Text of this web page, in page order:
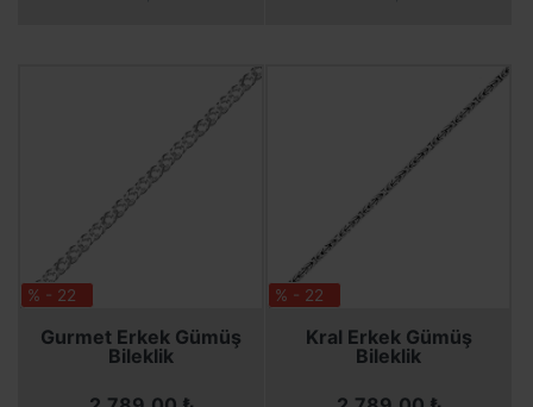
% - 22
Gurmet Erkek Gümüş
Bileklik
SEPETE EKLE
SEPETE EKLE
% - 22
Kral Erkek Gümüş
Bileklik
SEPETE EKLE
SEPETE EKLE